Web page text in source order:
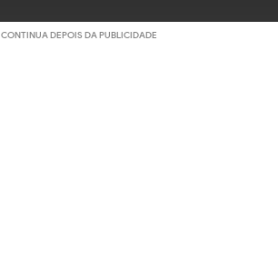
CONTINUA DEPOIS DA PUBLICIDADE